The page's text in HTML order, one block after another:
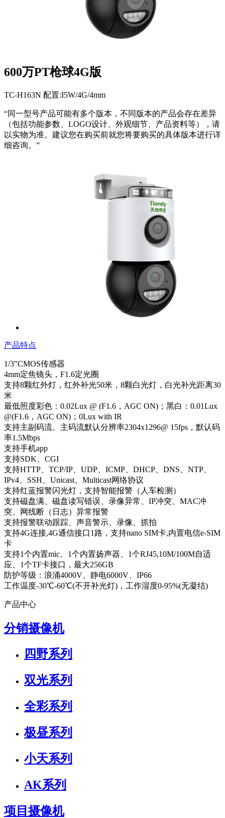
600万PT枪球4G版
TC-H163N 配置:I5W/4G/4mm
“同一型号产品可能有多个版本，不同版本的产品会存在差异
（包括功能参数、LOGO设计、外观细节、产品资料等），请
以实物为准。建议您在购买前就您将要购买的具体版本进行详
细咨询。”
产品特点
1/3"CMOS传感器
4mm定焦镜头，F1.6定光圈
支持8颗红外灯，红外补光50米，8颗白光灯，白光补光距离30
米
最低照度彩色：0.02Lux @ (F1.6，AGC ON)；黑白：0.01Lux
@(F1.6，AGC ON)；0Lux with IR
支持主副码流、主码流默认分辨率2304x1296@ 15fps，默认码
率1.5Mbps
支持手机app
支持SDK、CGI
支持HTTP、TCP/IP、UDP、ICMP、DHCP、DNS、NTP、
IPv4、SSH、Unicast、Multicast网络协议
支持红蓝报警闪光灯，支持智能报警（人车检测）
支持磁盘满、磁盘读写错误、录像异常、IP冲突、MAC冲
突、网线断（日志）异常报警
支持报警联动跟踪、声音警示、录像、抓拍
支持4G连接,4G通信接口1路，支持nano SIM卡,内置电信e-SIM
卡
支持1个内置mic、1个内置扬声器、1个RJ45,10M/100M自适
应、1个TF卡接口，最大256GB
防护等级：浪涌4000V、静电6000V、IP66
工作温度-30℃-60℃(不开补光灯)，工作湿度0-95%(无凝结)
产品中心
分销摄像机
四野系列
双光系列
全彩系列
极昼系列
小天系列
AK系列
项目摄像机